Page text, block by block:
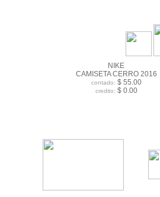
NIKE
CAMISETA CERRO 2016
contado: $ 55.00
credito: $ 0.00